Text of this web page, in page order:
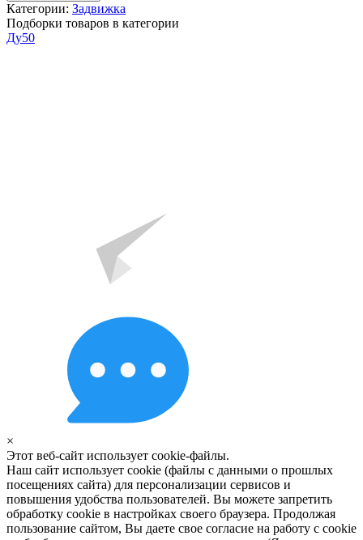
Категории: Задвижка
Подборки товаров в категории
Ду50
×
Этот веб-сайт использует cookie-файлы.
Наш сайт использует cookie (файлы с данными о прошлых
посещениях сайта) для персонализации сервисов и
повышения удобства пользователей. Вы можете запретить
обработку cookie в настройках своего браузера. Продолжая
пользование сайтом, Вы даете свое согласие на работу с cookie